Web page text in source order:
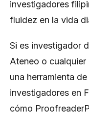
investigadores
fluidez en la vida
Si es investigador
Ateneo o
una herramienta
investigadores en
cómo